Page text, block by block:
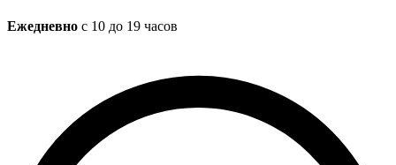
Ежедневно с 10 до 19 часов